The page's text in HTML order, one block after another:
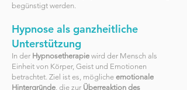
begünstigt werden.
Hypnose als ganzheitliche
Unterstützung
In der Hypnosetherapie wird der Mensch als
Einheit von Körper, Geist und Emotionen
betrachtet. Ziel ist es, mögliche emotionale
Hintergründe, die zur Überreaktion des